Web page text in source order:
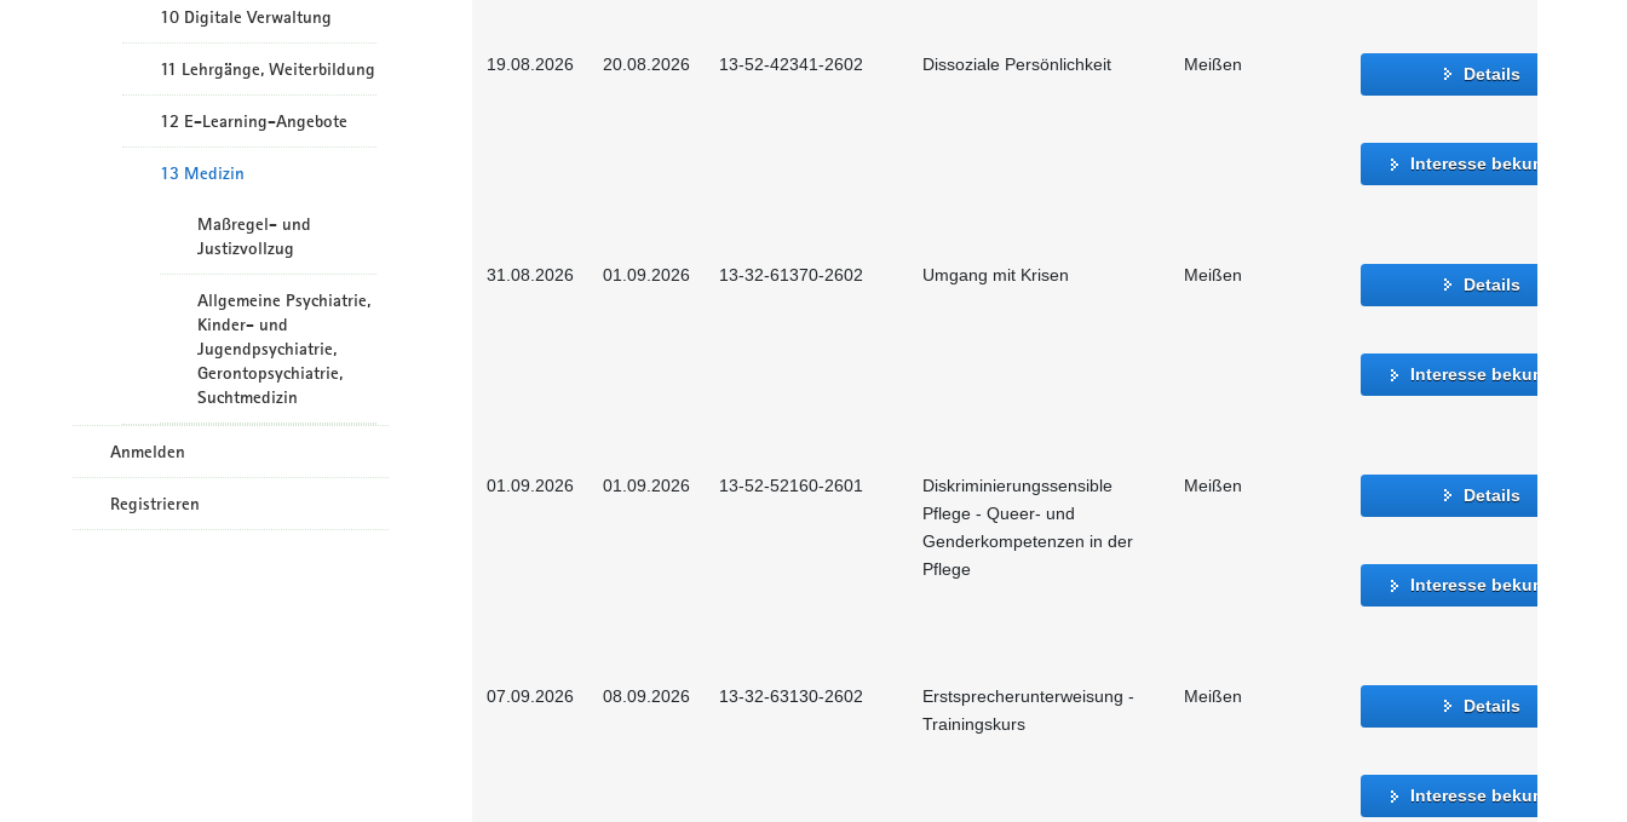
10 Digitale Verwaltung
11 Lehrgänge, Weiterbildung
12 E-Learning-Angebote
13 Medizin
Maßregel- und
Justizvollzug
Allgemeine Psychiatrie,
Kinder- und
Jugendpsychiatrie,
Gerontopsychiatrie,
Suchtmedizin
Anmelden
Registrieren
19.08.2026 20.08.2026 13-52-42341-2602 Dissoziale Persönlichkeit Meißen Details
Interesse bekunden
31.08.2026 01.09.2026 13-32-61370-2602 Umgang mit Krisen Meißen Details
Interesse bekunden
01.09.2026 01.09.2026 13-52-52160-2601
Diskriminierungssensible
Pflege - Queer- und
Genderkompetenzen in der
Pflege
Meißen Details
Interesse bekunden
07.09.2026 08.09.2026 13-32-63130-2602
Erstsprecherunterweisung -
Trainingskurs
Meißen Details
Interesse bekunden